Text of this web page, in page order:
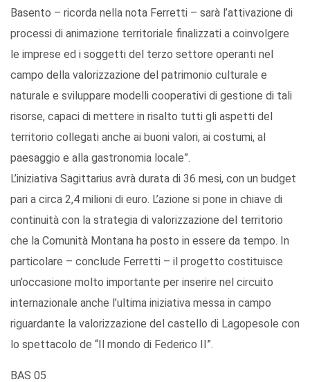
Basento – ricorda nella nota Ferretti – sarà l’attivazione di
processi di animazione territoriale finalizzati a coinvolgere
le imprese ed i soggetti del terzo settore operanti nel
campo della valorizzazione del patrimonio culturale e
naturale e sviluppare modelli cooperativi di gestione di tali
risorse, capaci di mettere in risalto tutti gli aspetti del
territorio collegati anche ai buoni valori, ai costumi, al
paesaggio e alla gastronomia locale”.
L’iniziativa Sagittarius avrà durata di 36 mesi, con un budget
pari a circa 2,4 milioni di euro. L’azione si pone in chiave di
continuità con la strategia di valorizzazione del territorio
che la Comunità Montana ha posto in essere da tempo. In
particolare – conclude Ferretti – il progetto costituisce
un’occasione molto importante per inserire nel circuito
internazionale anche l’ultima iniziativa messa in campo
riguardante la valorizzazione del castello di Lagopesole con
lo spettacolo de “Il mondo di Federico II”.
BAS 05